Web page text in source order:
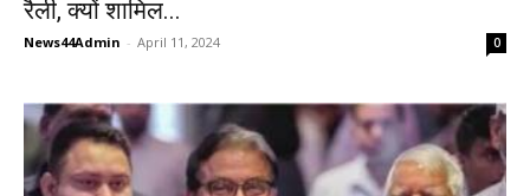
रैली, क्यों शामिल...
News44Admin - April 11, 2024 0